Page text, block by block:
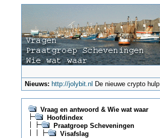
Nieuws: http://jolybit.nl De nieuwe crypto hulp
Vraag en antwoord & Wie wat waar
Hoofdindex
Praatgroep Scheveningen
Visafslag